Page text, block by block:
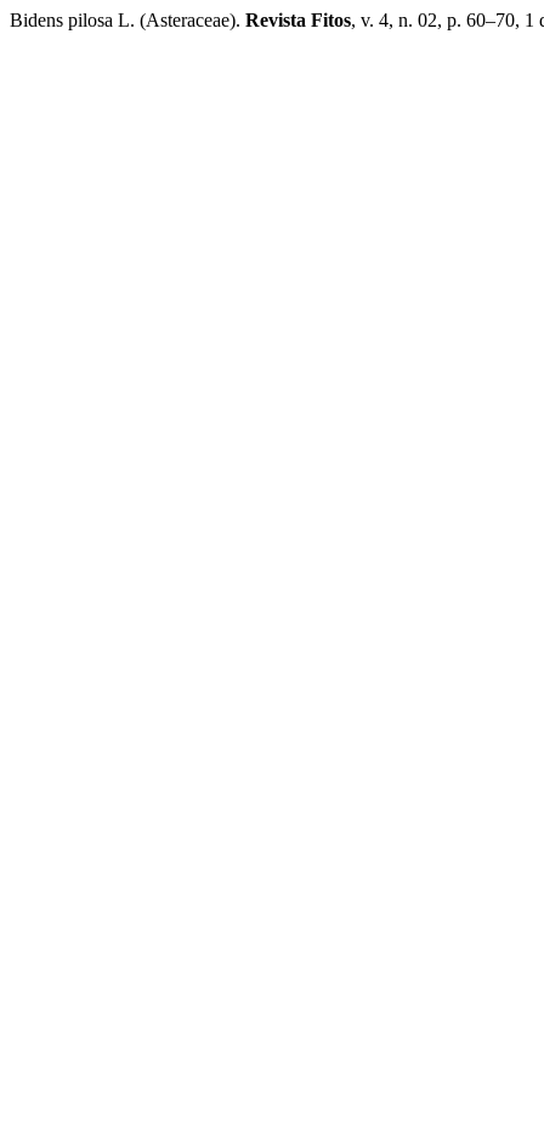
Bidens pilosa L. (Asteraceae). Revista Fitos, v. 4, n. 02, p. 60–70, 1